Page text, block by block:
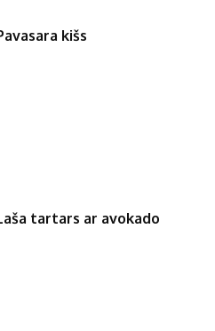
kišs
tartars ar avokado